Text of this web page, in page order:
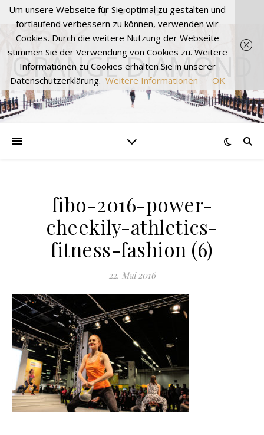
ORANGE DIAMOND
fibo-2016-power-
cheekily-athletics-
fitness-fashion (6)
22. Mai 2016
Um unsere Webseite für Sie optimal zu gestalten und
fortlaufend verbessern zu können, verwenden wir
Cookies. Durch die weitere Nutzung der Webseite
stimmen Sie der Verwendung von Cookies zu. Weitere
Informationen zu Cookies erhalten Sie in unserer
Datenschutzerklärung. Weitere Informationen OK